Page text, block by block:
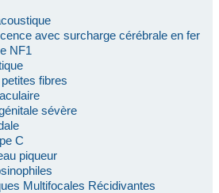
avec surcharge cérébrale en fer
NF1
fibres
sévère
C
piqueur
Multifocales Récidivantes